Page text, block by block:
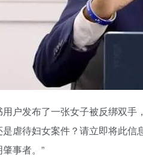
户发布了一张女子被反绑双
虐待妇女案件？请立即将此
事者。”